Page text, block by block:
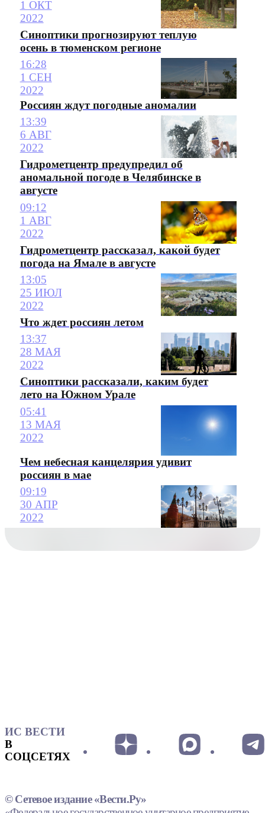
1 ОКТ
2022
Синоптики прогнозируют теплую
осень в тюменском регионе
16:28
1 СЕН
2022
Россиян ждут погодные аномалии
13:39
6 АВГ
2022
Гидрометцентр предупредил об
аномальной погоде в Челябинске в
августе
09:12
1 АВГ
2022
Гидрометцентр рассказал, какой будет
погода на Ямале в августе
13:05
25 ИЮЛ
2022
Что ждет россиян летом
13:37
28 МАЯ
2022
Синоптики рассказали, каким будет
лето на Южном Урале
05:41
13 МАЯ
2022
Чем небесная канцелярия удивит
россиян в мае
09:19
30 АПР
2022
ИС ВЕСТИ
В
СОЦСЕТЯХ
© Сетевое издание «Вести.Ру»